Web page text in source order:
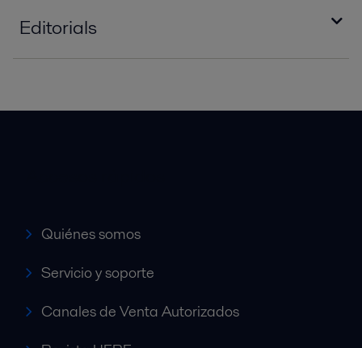
Editorials
Quiénes somos
Servicio y soporte
Canales de Venta Autorizados